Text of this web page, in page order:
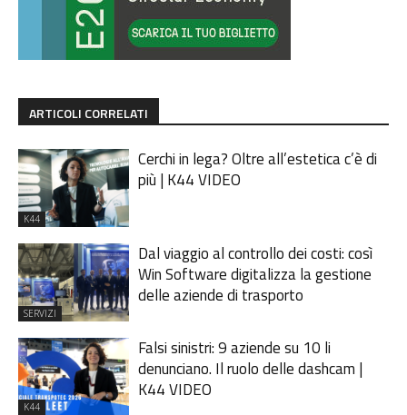
ARTICOLI CORRELATI
K44
Cerchi in lega? Oltre all’estetica c’è di
più | K44 VIDEO
SERVIZI
Dal viaggio al controllo dei costi: così
Win Software digitalizza la gestione
delle aziende di trasporto
K44
Falsi sinistri: 9 aziende su 10 li
denunciano. Il ruolo delle dashcam |
K44 VIDEO